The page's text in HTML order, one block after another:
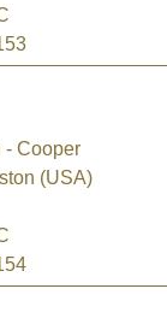
- Cooper
(USA)